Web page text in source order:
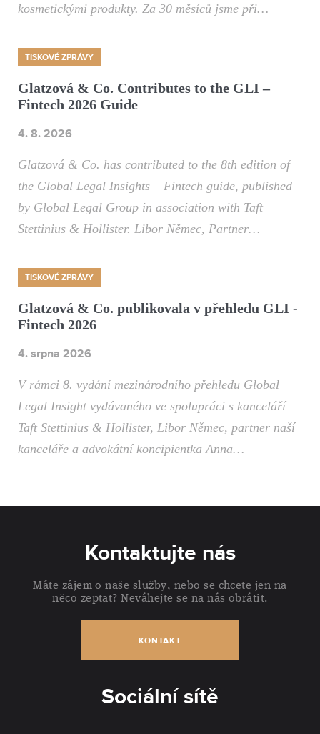
kosmetickými produkty. Za 30 měsíců jsme při…
TISKOVÉ ZPRÁVY
Glatzová & Co. Contributes to the GLI –
Fintech 2026 Guide
4. 8. 2026
Glatzová & Co. has contributed to the 8th edition of
the Global Legal Insights – Fintech guide, published
by Global Legal Group in association with Taft
Stettinius & Hollister. Libor Němec, Partner…
TISKOVÉ ZPRÁVY
Glatzová & Co. publikovala v přehledu GLI -
Fintech 2026
4. srpna 2026
V rámci 8. vydání mezinárodního přehledu Global
Legal Insight vydávaného ve spolupráci s kanceláří
Taft Stettinius & Hollister, Libor Němec, partner naší
kanceláře a advokátní koncipientka Anna…
Kontaktujte nás
Máte zájem o naše služby, nebo se chcete jen na
něco zeptat? Neváhejte se na nás obrátit.
KONTAKT
Sociální sítě